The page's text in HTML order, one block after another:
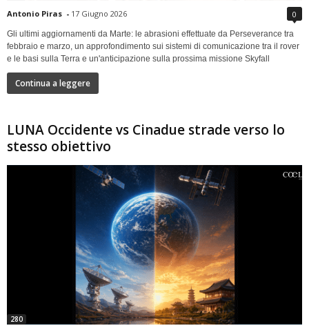
Antonio Piras - 17 Giugno 2026 0
Gli ultimi aggiornamenti da Marte: le abrasioni effettuate da Perseverance tra
febbraio e marzo, un approfondimento sui sistemi di comunicazione tra il rover
e le basi sulla Terra e un'anticipazione sulla prossima missione Skyfall
Continua a leggere
LUNA Occidente vs Cinadue strade verso lo
stesso obiettivo
280